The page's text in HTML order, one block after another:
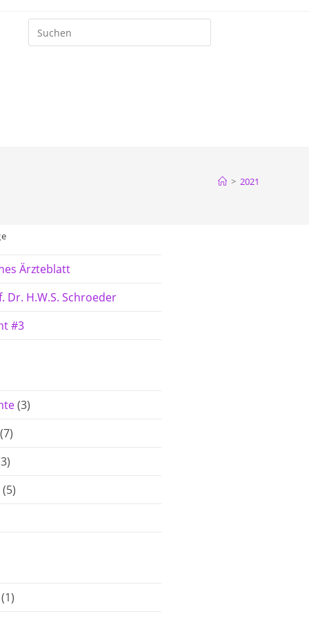
> 2021
Ärzteblatt
Dr. H.W.S. Schroeder
#3
(3)
(7)
(5)